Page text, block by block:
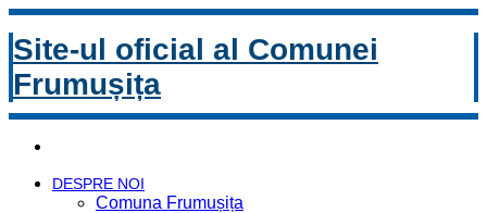
Site-ul oficial al Comunei
Frumușița
DESPRE NOI
Comuna Frumușița